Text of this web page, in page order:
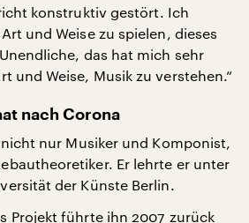
konstruktiv gestört. Ich
und Weise zu spielen, dieses
das hat mich sehr
und Weise, Musik zu verstehen.“
nach Corona
nur Musiker und Komponist,
Er lehrte er unter
der Künste Berlin.
Projekt führte ihn 2007 zurück